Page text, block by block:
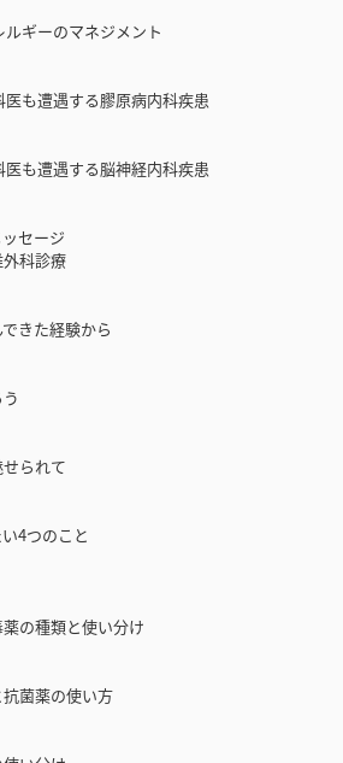
ギーのマネジメント
も遭遇する膠原病内科疾患
も遭遇する脳神経内科疾患
セージ
外科診療
きた経験から
られて
4つのこと
の種類と使い分け
菌薬の使い方